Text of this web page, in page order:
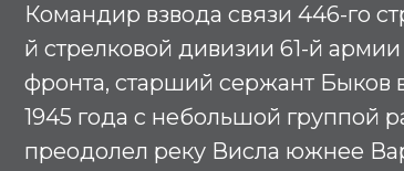
Командир взвода связи 446-го
й стрелковой дивизии 61-й
фронта, старший сержант Быков
1945 года с небольшой группой
преодолел реку Висла южнее